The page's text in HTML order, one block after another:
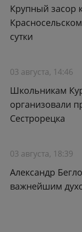
Крупный засор
сутки
03 августа, 14:46
Школьникам
организовали
Сестрорецка
03 августа, 18:39
Александр
важнейшим